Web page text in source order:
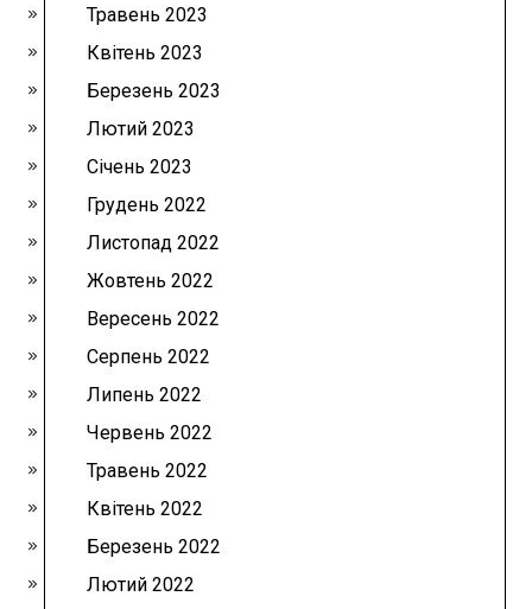
Травень 2023
Квітень 2023
Березень 2023
Лютий 2023
Січень 2023
Грудень 2022
Листопад 2022
Жовтень 2022
Вересень 2022
Серпень 2022
Липень 2022
Червень 2022
Травень 2022
Квітень 2022
Березень 2022
Лютий 2022